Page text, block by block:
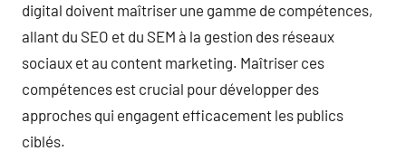
digital doivent maîtriser une gamme de compétences,
allant du SEO et du SEM à la gestion des réseaux
sociaux et au content marketing. Maîtriser ces
compétences est crucial pour développer des
approches qui engagent efficacement les publics
ciblés.